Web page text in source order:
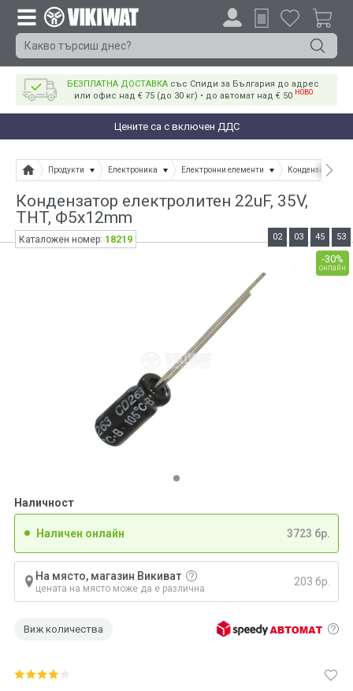
БЕЗПЛАТНА ДОСТАВКА със Спиди за България до адрес
или офис над € 75 (до 30 кг) • до автомат над € 50 НОВО
Цените са с включен ДДС
Продукти Електроника Електронни елементи Кондензатори
Кондензатор електролитен 22uF, 35V,
THT, Ф5x12mm
Наличност
Наличен онлайн 3723 бр.
На място, магазин Викиват
цената на място може да е различна
203 бр.
Виж количества
-30%
онлайн
02 03 45 53
Каталожен номер: 18219